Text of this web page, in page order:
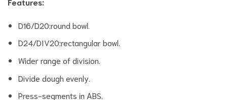
D16/D20:round bowl.
D24/DIV20:rectangular bowl.
Wider range of division.
Divide dough evenly.
Press-segments in ABS.